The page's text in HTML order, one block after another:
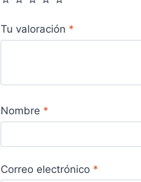
Tu valoración *
Nombre *
Correo electrónico *